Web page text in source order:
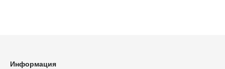
Информация